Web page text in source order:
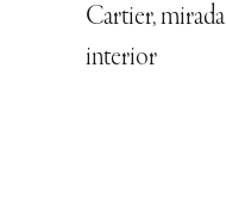
Cartier, mirada
interior